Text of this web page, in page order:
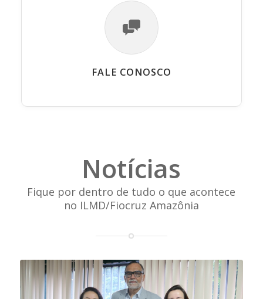
FALE CONOSCO
Notícias
Fique por dentro de tudo o que acontece
no ILMD/Fiocruz Amazônia